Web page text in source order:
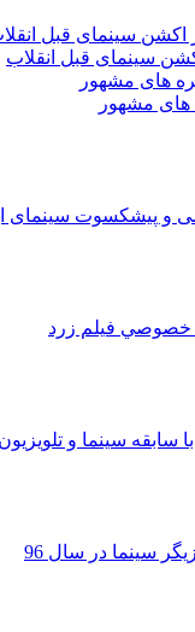
سینمای قبل انقلاب
های مشهور
و پیشکسوت سینمای
خصوصي فيلم زرد
سینما و تلویزیون
سینما در سال 96